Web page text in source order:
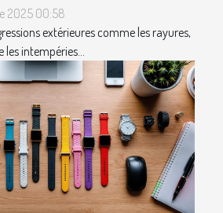
2025 00:58
extérieures comme les rayures,
les intempéries...